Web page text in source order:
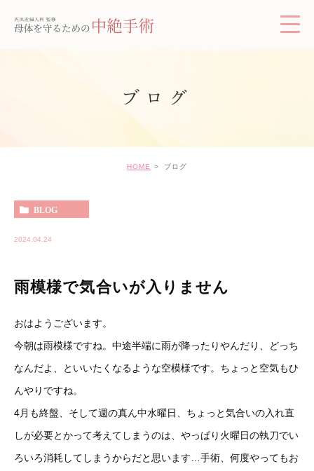
ブログ
HOME ブログ
BLOG
2024.04.24
雨模様で気合いが入りません
おはようございます。
今朝は雨模様ですね。中途半端に雨が降ったりやんだり、どっち
なんだよ、といいたくなるような空模様です。ちょっと空気もひ
んやりですね。
4月も終盤、そして週の真ん中水曜日、ちょっと気合いの入れ直
しが必要とかって考えてしまうのは、やっぱり火曜日の執刀でい
ろいろ消耗してしまうからだと思います…手術、何度やってもお